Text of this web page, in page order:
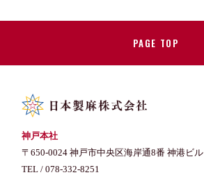
PAGE TOP
神戸本社
〒650-0024 神戸市中央区海岸通8番 神港ビル
TEL /078-332-8251